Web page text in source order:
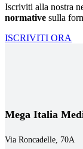
Iscriviti alla nostra
normative sulla
ISCRIVITI ORA
Mega Italia
Via Roncadelle, 70A